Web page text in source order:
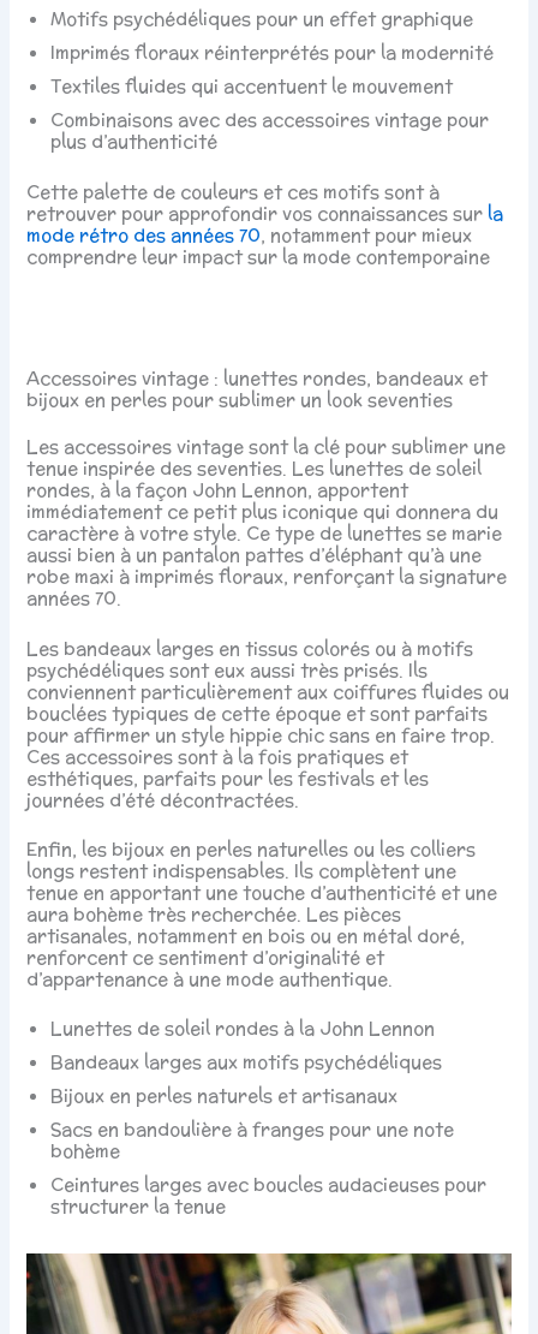
Motifs psychédéliques pour un effet graphique
Imprimés floraux réinterprétés pour la modernité
Textiles fluides qui accentuent le mouvement
Combinaisons avec des accessoires vintage pour
plus d’authenticité
Cette palette de couleurs et ces motifs sont à
retrouver pour approfondir vos connaissances sur la
mode rétro des années 70, notamment pour mieux
comprendre leur impact sur la mode contemporaine
Accessoires vintage : lunettes rondes, bandeaux et
bijoux en perles pour sublimer un look seventies
Les accessoires vintage sont la clé pour sublimer une
tenue inspirée des seventies. Les lunettes de soleil
rondes, à la façon John Lennon, apportent
immédiatement ce petit plus iconique qui donnera du
caractère à votre style. Ce type de lunettes se marie
aussi bien à un pantalon pattes d’éléphant qu’à une
robe maxi à imprimés floraux, renforçant la signature
années 70.
Les bandeaux larges en tissus colorés ou à motifs
psychédéliques sont eux aussi très prisés. Ils
conviennent particulièrement aux coiffures fluides ou
bouclées typiques de cette époque et sont parfaits
pour affirmer un style hippie chic sans en faire trop.
Ces accessoires sont à la fois pratiques et
esthétiques, parfaits pour les festivals et les
journées d’été décontractées.
Enfin, les bijoux en perles naturelles ou les colliers
longs restent indispensables. Ils complètent une
tenue en apportant une touche d’authenticité et une
aura bohème très recherchée. Les pièces
artisanales, notamment en bois ou en métal doré,
renforcent ce sentiment d’originalité et
d’appartenance à une mode authentique.
Lunettes de soleil rondes à la John Lennon
Bandeaux larges aux motifs psychédéliques
Bijoux en perles naturels et artisanaux
Sacs en bandoulière à franges pour une note
bohème
Ceintures larges avec boucles audacieuses pour
structurer la tenue